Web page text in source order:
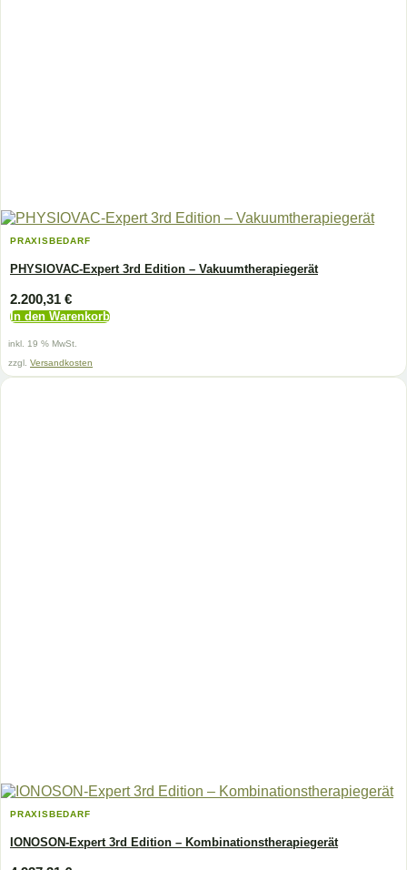
PRAXISBEDARF
PHYSIOVAC-Expert 3rd Edition – Vakuumtherapiegerät
2.200,31 €
In den Warenkorb
inkl. 19 % MwSt.
zzgl. Versandkosten
PRAXISBEDARF
IONOSON-Expert 3rd Edition – Kombinations­therapiegerät